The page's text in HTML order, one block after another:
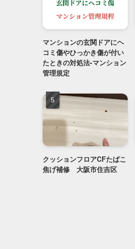
マンションの玄関ドアにヘ
コミ傷やひっかき傷が付い
たときの対処法-マンション
管理規定
クッションフロアCFたばこ
焦げ補修 大阪市住吉区